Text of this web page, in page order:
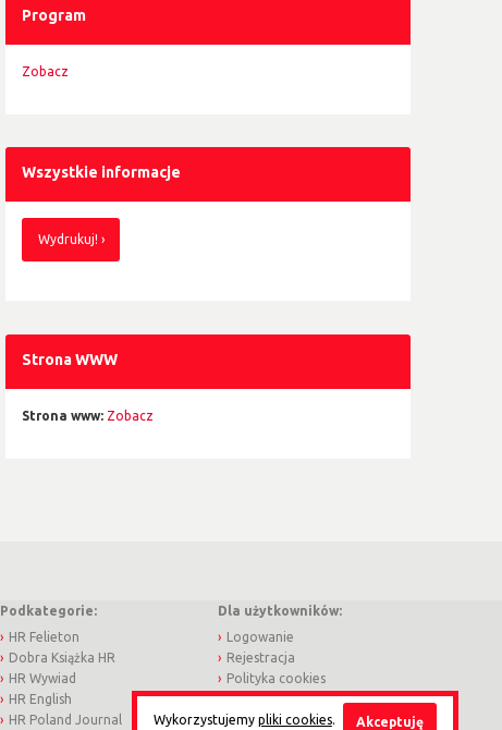
Program
Zobacz
Wszystkie informacje
Wydrukuj!
Strona WWW
Strona www: Zobacz
Podkategorie:
HR Felieton
Dobra Książka HR
HR Wywiad
HR English
HR Poland Journal
Dla użytkowników:
Logowanie
Rejestracja
Polityka cookies
Regulamin
Obowiązek informacyjny
Wykorzystujemy pliki cookies. Akceptuję